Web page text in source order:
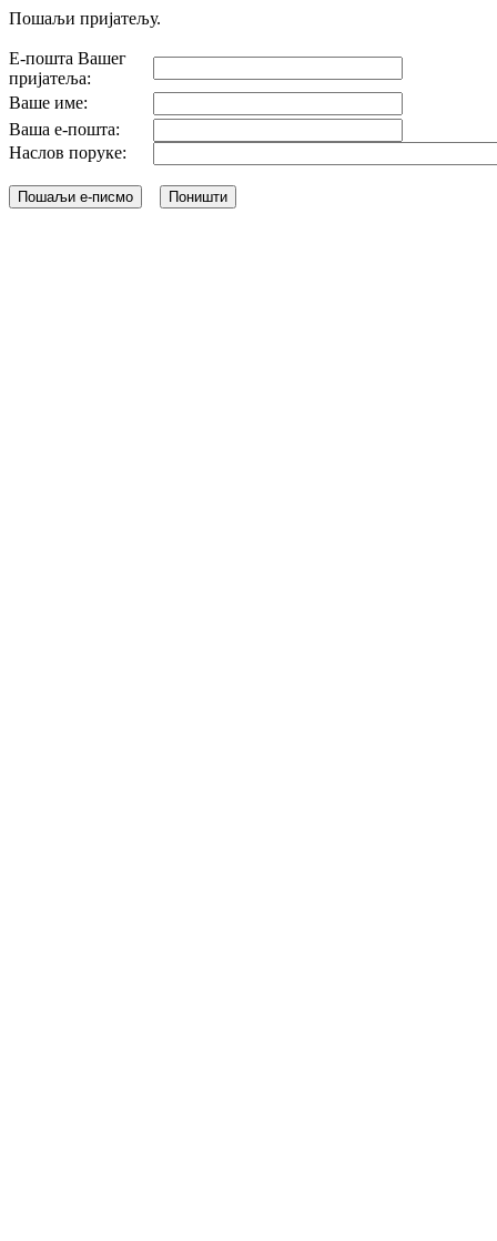
Пошаљи пријатељу.
Е-пошта Вашег
пријатеља:
Ваше име:
Ваша е-пошта:
Наслов поруке: